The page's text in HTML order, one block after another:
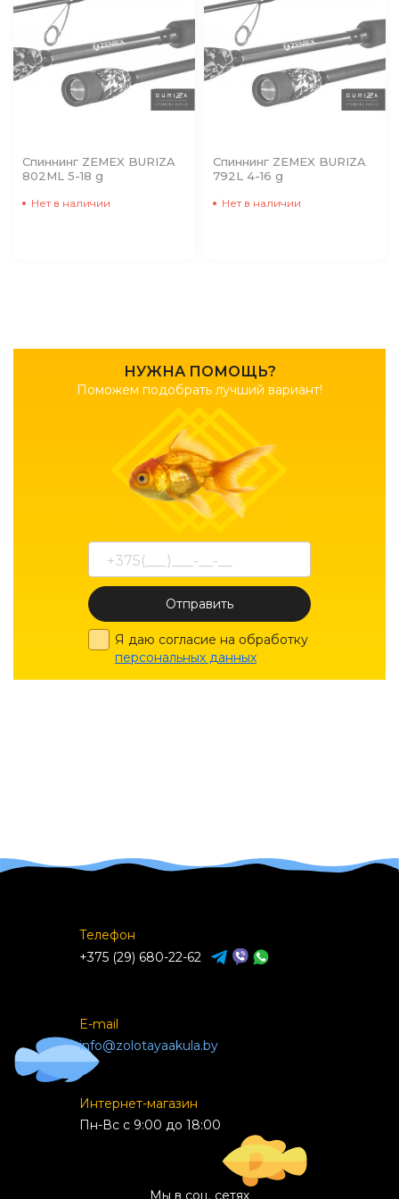
НУЖНА ПОМОЩЬ?
Поможем подобрать лучший вариант!
Отправить
Я даю согласие на обработку
персональных данных
Спиннинг ZEMEX BURIZA
802МL 5-18 g
Нет в наличии
Спиннинг ZEMEX BURIZA
792L 4-16 g
Нет в наличии
Телефон
+375 (29) 680-22-62
E-mail
info@zolotayaakula.by
Интернет-магазин
Пн-Вс с 9:00 до 18:00